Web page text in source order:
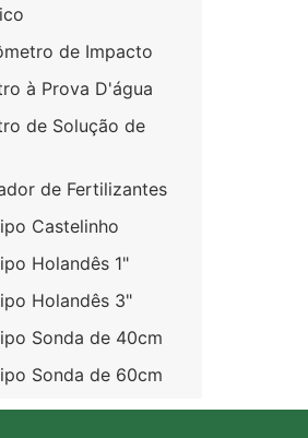
de Impacto
à Prova D'água
de Solução de
de Fertilizantes
Castelinho
Holandês 1"
Holandês 3"
Sonda de 40cm
Sonda de 60cm